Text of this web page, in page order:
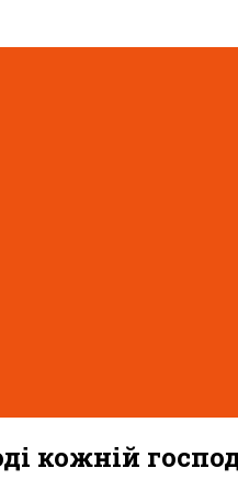
кожній